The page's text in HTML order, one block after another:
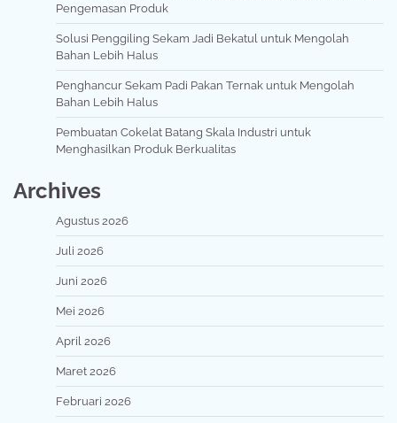
Pengemasan Produk
Solusi Penggiling Sekam Jadi Bekatul untuk Mengolah
Bahan Lebih Halus
Penghancur Sekam Padi Pakan Ternak untuk Mengolah
Bahan Lebih Halus
Pembuatan Cokelat Batang Skala Industri untuk
Menghasilkan Produk Berkualitas
Archives
Agustus 2026
Juli 2026
Juni 2026
Mei 2026
April 2026
Maret 2026
Februari 2026